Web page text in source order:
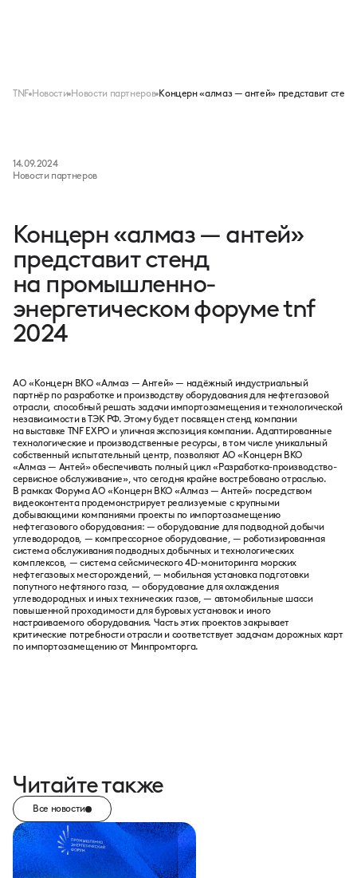
TNF Новости Новости партнеров Концерн «алмаз — антей» представит
14.09.2024
Новости партнеров
Концерн «алмаз — антей»
представит стенд
на промышленно-
энергетическом форуме tnf
2024
АО «Концерн ВКО «Алмаз — Антей» — надёжный индустриальный
партнёр по разработке и производству оборудования для нефтегазовой
отрасли, способный решать задачи импортозамещения и технологической
независимости в ТЭК РФ. Этому будет посвящен стенд компании
на выставке TNF EXPO и уличная экспозиция компании. Адаптированные
технологические и производственные ресурсы, в том числе уникальный
собственный испытательный центр, позволяют АО «Концерн ВКО
«Алмаз — Антей» обеспечивать полный цикл «Разработка-производство-
сервисное обслуживание», что сегодня крайне востребовано отраслью.
В рамках Форума АО «Концерн ВКО «Алмаз — Антей» посредством
видеоконтента продемонстрирует реализуемые с крупными
добывающими компаниями проекты по импортозамещению
нефтегазового оборудования: — оборудование для подводной добычи
углеводородов, — компрессорное оборудование, — роботизированная
система обслуживания подводных добычных и технологических
комплексов, — система сейсмического 4D-мониторинга морских
нефтегазовых месторождений, — мобильная установка подготовки
попутного нефтяного газа, — оборудование для охлаждения
углеводородных и иных технических газов, — автомобильные шасси
повышенной проходимости для буровых установок и иного
настраиваемого оборудования. Часть этих проектов закрывает
критические потребности отрасли и соответствует задачам дорожных карт
по импортозамещению от Минпромторга.
Читайте также
Все новости